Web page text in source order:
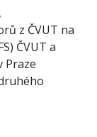
z ČVUT na
ČVUT a
Praze